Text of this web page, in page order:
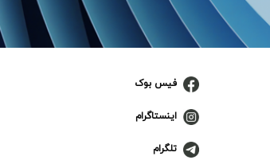
فیس بوک
اینستاگرام
تلگرام